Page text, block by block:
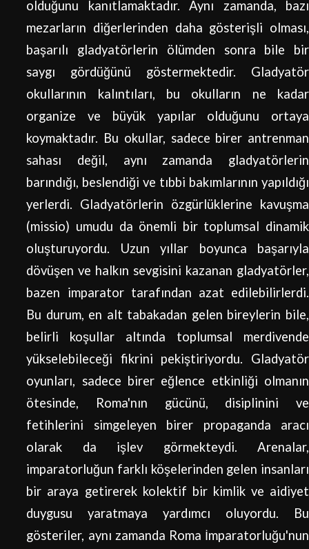
olduğunu kanıtlamaktadır. Aynı zamanda, bazı
mezarların diğerlerinden daha gösterişli olması,
başarılı gladyatörlerin ölümden sonra bile bir
saygı gördüğünü göstermektedir. Gladyatör
okullarının kalıntıları, bu okulların ne kadar
organize ve büyük yapılar olduğunu ortaya
koymaktadır. Bu okullar, sadece birer antrenman
sahası değil, aynı zamanda gladyatörlerin
barındığı, beslendiği ve tıbbi bakımlarının yapıldığı
yerlerdi. Gladyatörlerin özgürlüklerine kavuşma
(missio) umudu da önemli bir toplumsal dinamik
oluşturuyordu. Uzun yıllar boyunca başarıyla
dövüşen ve halkın sevgisini kazanan gladyatörler,
bazen imparator tarafından azat edilebilirlerdi.
Bu durum, en alt tabakadan gelen bireylerin bile,
belirli koşullar altında toplumsal merdivende
yükselebileceği fikrini pekiştiriyordu. Gladyatör
oyunları, sadece birer eğlence etkinliği olmanın
ötesinde, Roma'nın gücünü, disiplinini ve
fetihlerini simgeleyen birer propaganda aracı
olarak da işlev görmekteydi. Arenalar,
imparatorluğun farklı köşelerinden gelen insanları
bir araya getirerek kolektif bir kimlik ve aidiyet
duygusu yaratmaya yardımcı oluyordu. Bu
gösteriler, aynı zamanda Roma İmparatorluğu'nun